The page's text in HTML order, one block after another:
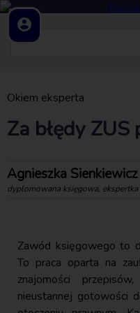
account_circle
Okiem eksperta
Za błędy ZUS
Agnieszka Sienkiewicz
dyplomowana księgowa,
Zawód księgowego to
To praca oparta na
znajomości
nieustannej gotowości